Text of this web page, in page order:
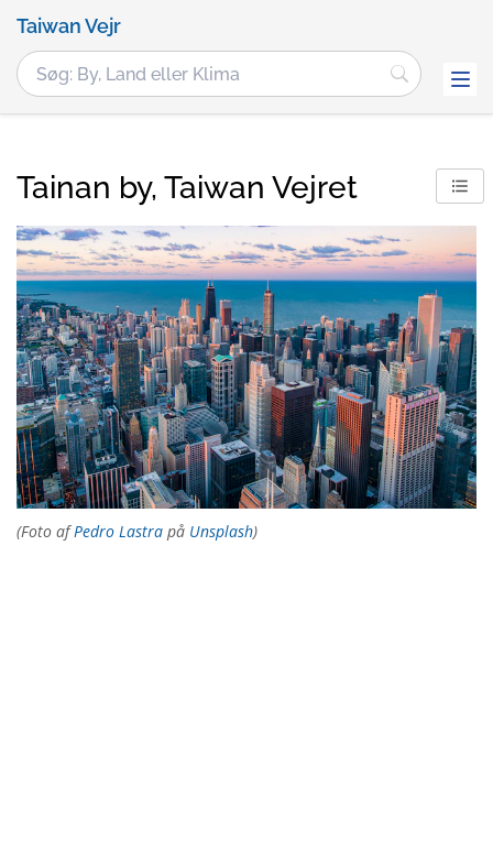
Taiwan Vejr
Tainan by, Taiwan Vejret
(Foto afPedro Lastra på Unsplash)